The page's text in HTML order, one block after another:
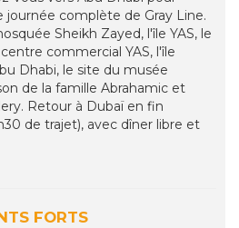
journée complète de Gray Line.
Sheikh Zayed, l'île YAS, le
commercial YAS, l'île
Dhabi, le site du musée
de la famille Abrahamic et
Retour à Dubaï en fin
de trajet), avec dîner libre et
FORTS